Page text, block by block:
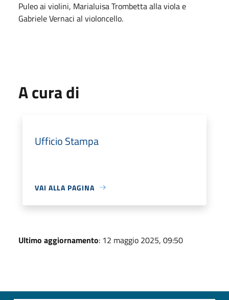
Puleo ai violini, Marialuisa Trombetta alla viola e
Gabriele Vernaci al violoncello.
A cura di
Ufficio Stampa
VAI ALLA PAGINA
Ultimo aggiornamento: 12 maggio 2025, 09:50